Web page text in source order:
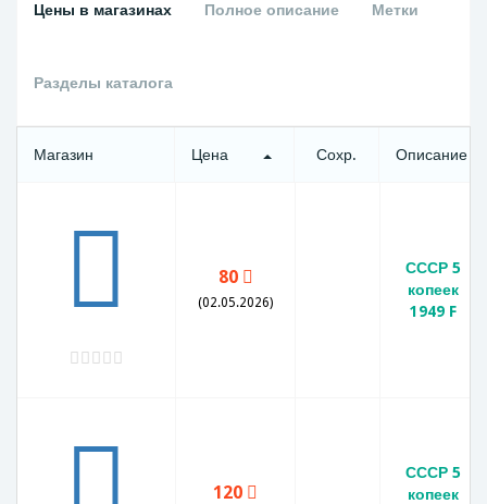
Цены в магазинах Полное описание Метки
Разделы каталога
Магазин Цена Сохр. Описание
80
(02.05.2026)
СССР 5
копеек
1949 F
120
СССР 5
копеек